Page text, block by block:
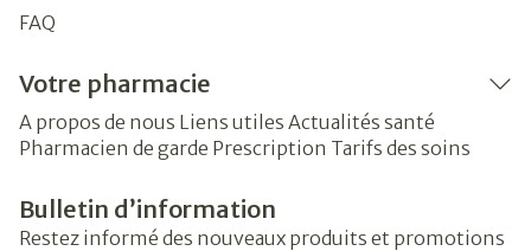
FAQ
Votre pharmacie
A propos de nous Liens utiles Actualités santé
Pharmacien de garde Prescription Tarifs des soins
Bulletin d’information
Restez informé des nouveaux produits et promotions